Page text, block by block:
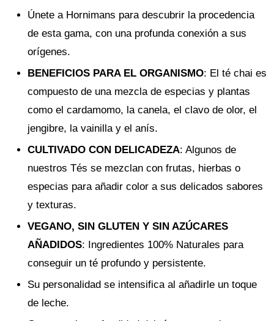
Únete a Hornimans para descubrir la procedencia
de esta gama, con una profunda conexión a sus
orígenes.
BENEFICIOS PARA EL ORGANISMO: El té chai es
compuesto de una mezcla de especias y plantas
como el cardamomo, la canela, el clavo de olor, el
jengibre, la vainilla y el anís.
CULTIVADO CON DELICADEZA: Algunos de
nuestros Tés se mezclan con frutas, hierbas o
especias para añadir color a sus delicados sabores
y texturas.
VEGANO, SIN GLUTEN Y SIN AZÚCARES
AÑADIDOS: Ingredientes 100% Naturales para
conseguir un té profundo y persistente.
Su personalidad se intensifica al añadirle un toque
de leche.